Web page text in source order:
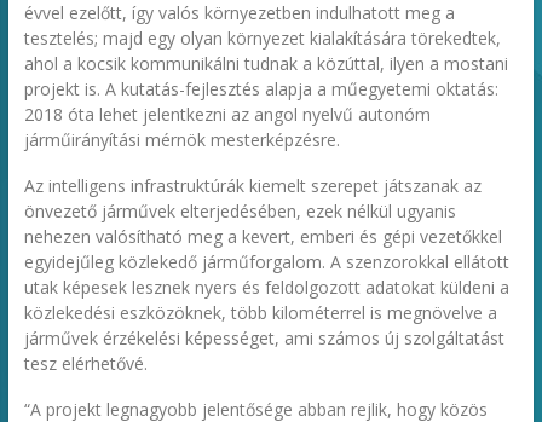
évvel ezelőtt, így valós környezetben indulhatott meg a
tesztelés; majd egy olyan környezet kialakítására törekedtek,
ahol a kocsik kommunikálni tudnak a közúttal, ilyen a mostani
projekt is. A kutatás-fejlesztés alapja a műegyetemi oktatás:
2018 óta lehet jelentkezni az angol nyelvű autonóm
járműirányítási mérnök mesterképzésre.
Az intelligens infrastruktúrák kiemelt szerepet játszanak az
önvezető járművek elterjedésében, ezek nélkül ugyanis
nehezen valósítható meg a kevert, emberi és gépi vezetőkkel
egyidejűleg közlekedő járműforgalom. A szenzorokkal ellátott
utak képesek lesznek nyers és feldolgozott adatokat küldeni a
közlekedési eszközöknek, több kilométerrel is megnövelve a
járművek érzékelési képességet, ami számos új szolgáltatást
tesz elérhetővé.
“A projekt legnagyobb jelentősége abban rejlik, hogy közös